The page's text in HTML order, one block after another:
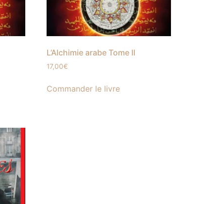
L’Alchimie arabe Tome II
17,00€
Commander le livre